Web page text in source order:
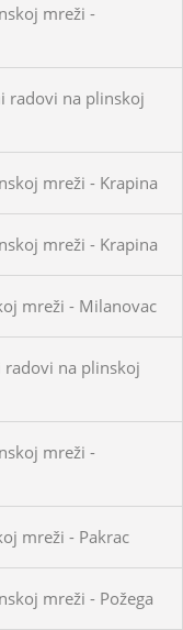
mreži -
radovi na plinskoj
mreži - Krapina
mreži - Krapina
mreži - Milanovac
na plinskoj
mreži -
mreži - Pakrac
mreži - Požega